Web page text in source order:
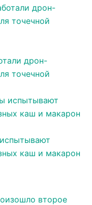
дрон-
точечной
каш и макарон